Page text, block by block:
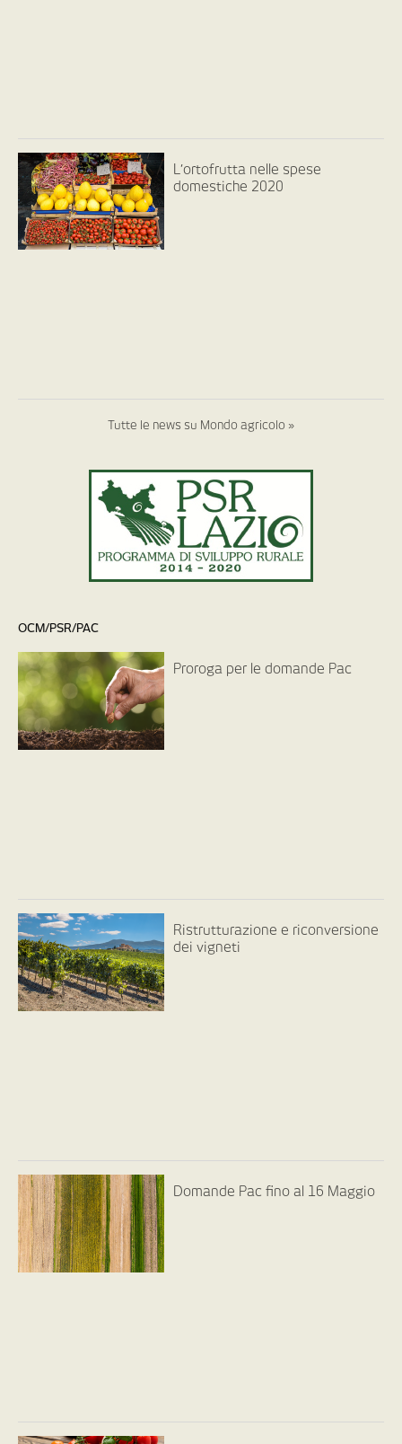
L’ortofrutta nelle spese
domestiche 2020
Tutte le news su Mondo agricolo »
OCM/PSR/PAC
Proroga per le domande Pac
Ristrutturazione e riconversione
dei vigneti
Domande Pac fino al 16 Maggio